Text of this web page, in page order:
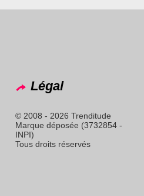
Légal
© 2008 - 2026 Trenditude
Marque déposée (3732854 -
INPI)
Tous droits réservés